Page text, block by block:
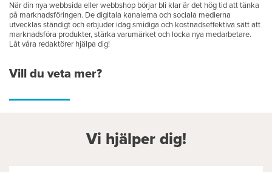
När din nya webbsida eller webbshop börjar bli klar är det hög tid att tänka
på marknadsföringen. De digitala kanalerna och sociala medierna
utvecklas ständigt och erbjuder idag smidiga och kostnadseffektiva sätt att
marknadsföra produkter, stärka varumärket och locka nya medarbetare.
Låt våra redaktörer hjälpa dig!
Vill du veta mer?
Vi hjälper dig!